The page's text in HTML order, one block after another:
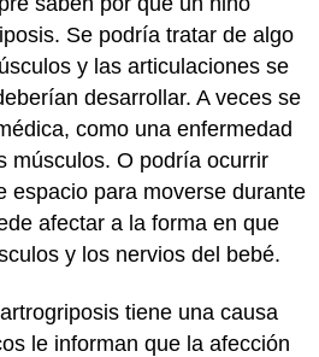
Se podría tratar de algo
y las articulaciones se
desarrollar. A veces se
como una enfermedad
músculos. O podría ocurrir
espacio para moverse durante
afectar a la forma en que
y los nervios del bebé.
tiene una causa
le informan que la afección